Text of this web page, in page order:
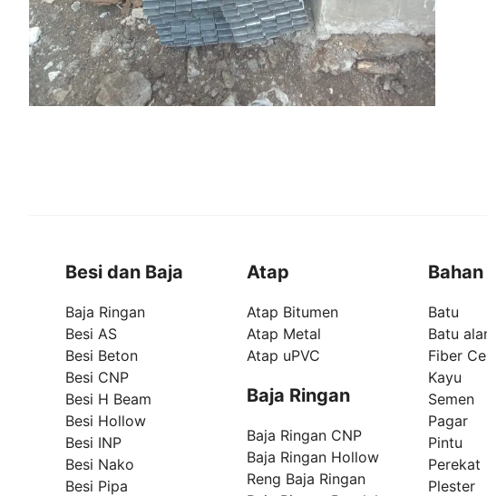
Besi dan Baja
Baja Ringan
Besi AS
Besi Beton
Besi CNP
Besi H Beam
Besi Hollow
Besi INP
Besi Nako
Besi Pipa
Atap
Atap Bitumen
Atap Metal
Atap uPVC
Baja Ringan
Baja Ringan CNP
Baja Ringan Hollow
Reng Baja Ringan
Batu
Batu
Fiber
Kayu
Semen
Pagar
Pintu
Perekat
Plester